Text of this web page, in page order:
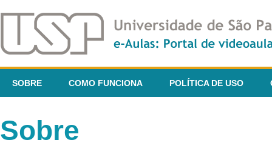
SOBRE COMO FUNCIONA POLÍTICA DE USO
Sobre